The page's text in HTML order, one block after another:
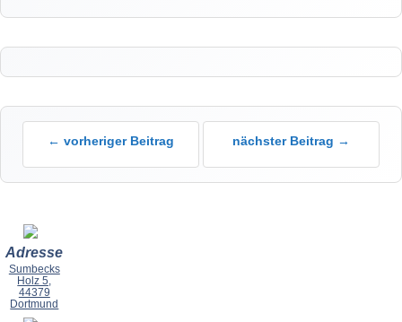
← vorheriger Beitrag nächster Beitrag →
Adresse
Sumbecks
Holz 5,
44379
Dortmund